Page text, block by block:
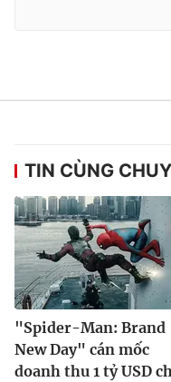
TIN CÙNG
"Spider-Man: Brand
New Day" cán mốc
doanh thu 1 tỷ USD